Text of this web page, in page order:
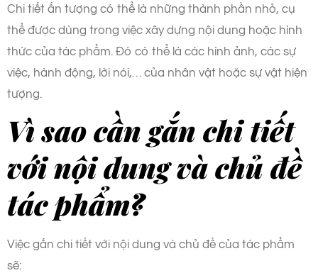
Chi tiết ấn tượng có thể là những thành phần nhỏ, cụ
thể được dùng trong việc xây dựng nội dung hoặc hình
thức của tác phẩm. Đó có thể là các hình ảnh, các sự
việc, hành động, lời nói,… của nhân vật hoặc sự vật hiện
tượng.
Vì sao cần gắn chi tiết
với nội dung và chủ đề
tác phẩm?
Việc gắn chi tiết với nội dung và chủ đề của tác phẩm
sẽ: